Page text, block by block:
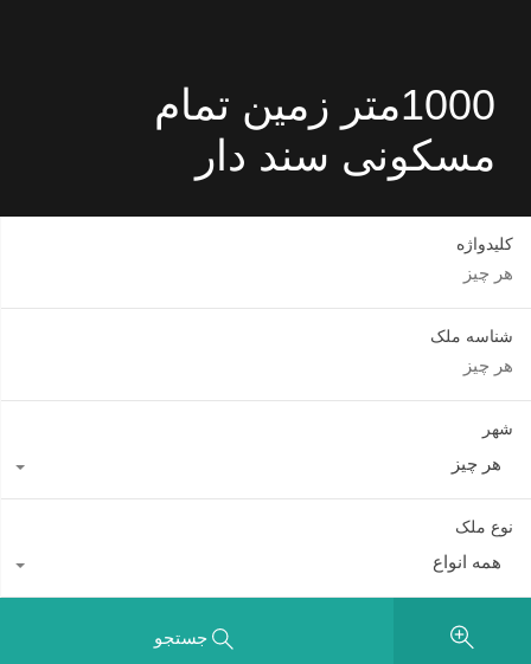
1000متر زمین تمام
مسکونی سند دار
کلیدواژه
شناسه ملک
شهر
هر چیز
نوع ملک
همه انواع
جستجو